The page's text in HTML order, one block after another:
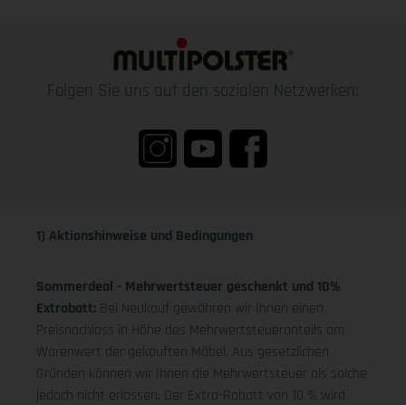
Folgen Sie uns auf den sozialen Netzwerken:
1) Aktionshinweise und Bedingungen
Sommerdeal - Mehrwertsteuer geschenkt und 10%
Extrabatt: Bei Neukauf gewähren wir Ihnen einen
Preisnachlass in Höhe des Mehrwertsteueranteils am
Warenwert der gekauften Möbel. Aus gesetzlichen
Gründen können wir Ihnen die Mehrwertsteuer als solche
jedoch nicht erlassen. Der Extra-Rabatt von 10 % wird